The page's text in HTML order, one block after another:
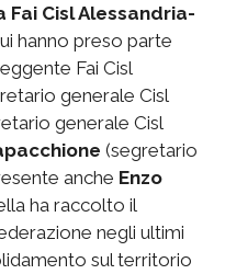
Cisl Alessandria-
hanno preso parte
Fai Cisl
generale Cisl
generale Cisl
(segretario
anche Enzo
ha raccolto il
negli ultimi
sul territorio